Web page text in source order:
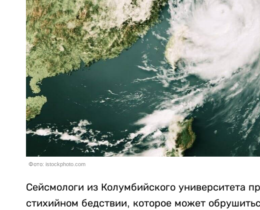
Фото: istockphoto.com
Сейсмологи из Колумбийского университета
стихийном бедствии, которое может